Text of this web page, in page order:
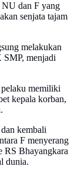
dan F yang
senjata tajam
melakukan
SMP, menjadi
pelaku memiliki
kepala korban,
kembali
F menyerang
RS Bhayangkara
dunia.